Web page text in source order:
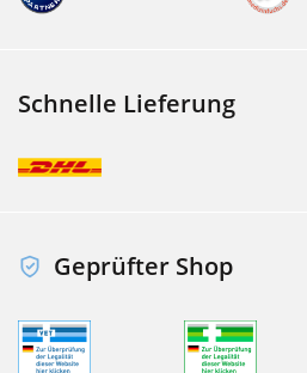
Schnelle Lieferung
Geprüfter Shop